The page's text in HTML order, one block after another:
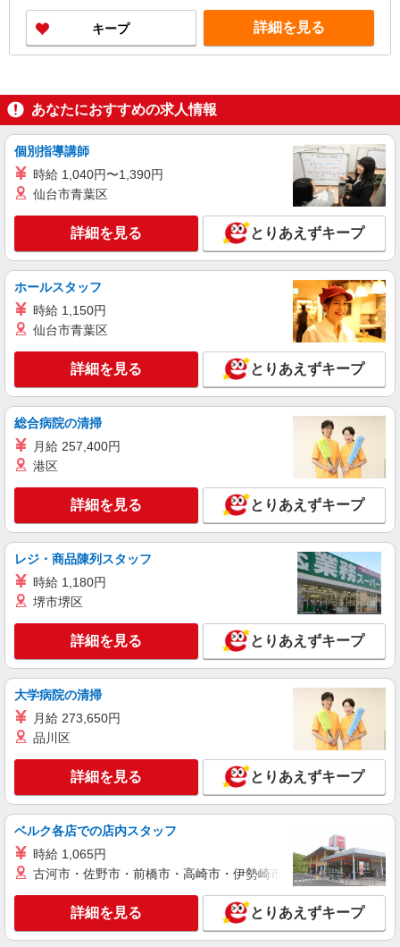
キープ 詳細を見る
あなたにおすすめの求人情報
個別指導講師
時給 1,040円〜1,390円
仙台市青葉区
詳細を見る とりあえずキープ
ホールスタッフ
時給 1,150円
仙台市青葉区
詳細を見る とりあえずキープ
総合病院の清掃
月給 257,400円
港区
詳細を見る とりあえずキープ
レジ・商品陳列スタッフ
時給 1,180円
堺市堺区
詳細を見る とりあえずキープ
大学病院の清掃
月給 273,650円
品川区
詳細を見る とりあえずキープ
ベルク各店での店内スタッフ
時給 1,065円
古河市・佐野市・前橋市・高崎市・伊勢崎市・太田市・館林市
詳細を見る とりあえずキープ